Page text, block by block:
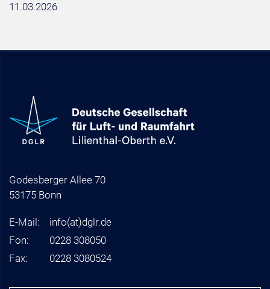
11.03.2026
Godesberger Allee 70
53175 Bonn
E-Mail: info(at)dglr.de
Fon:
0228 308050
Fax:
0228 3080524